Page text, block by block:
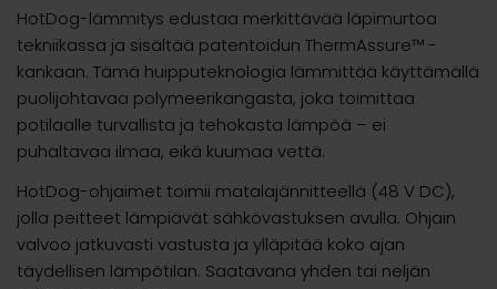
HotDog-lämmitys edustaa merkittävää läpimurtoa
tekniikassa ja sisältää patentoidun ThermAssure™ -
kankaan. Tämä huipputeknologia lämmittää käyttämällä
puolijohtavaa polymeerikangasta, joka toimittaa
potilaalle turvallista ja tehokasta lämpöä – ei
puhaltavaa ilmaa, eikä kuumaa vettä.
HotDog-ohjaimet toimii matalajännitteellä (48 V DC),
jolla peitteet lämpiävät sähkövastuksen avulla. Ohjain
valvoo jatkuvasti vastusta ja ylläpitää koko ajan
täydellisen lämpötilan. Saatavana yhden tai neljän